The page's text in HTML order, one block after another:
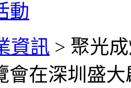
動
資訊 > 聚光
會在深圳盛大